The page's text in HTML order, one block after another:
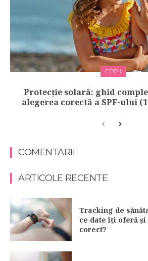
COPII
Protecție solară: ghid
alegerea corectă a SPF-ului
COMENTARII
ARTICOLE RECENTE
Tracking de
ce date îți oferă
corect?